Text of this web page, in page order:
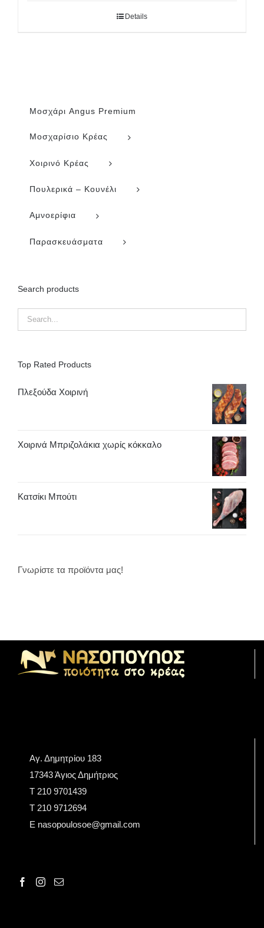
Details
Μοσχάρι Angus Premium
Μοσχαρίσιο Κρέας
Χοιρινό Κρέας
Πουλερικά – Κουνέλι
Αμνοερίφια
Παρασκευάσματα
Search products
Top Rated Products
Πλεξούδα Χοιρινή
Χοιρινά Μπριζολάκια χωρίς κόκκαλο
Κατσίκι Μπούτι
Γνωρίστε τα προϊόντα μας!
Αγ. Δημητρίου 183
17343 Άγιος Δημήτριος
Τ 210 9701439
T 210 9712694
E nasopoulosoe@gmail.com